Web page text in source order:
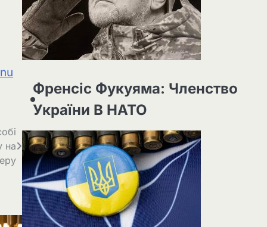
на
Френсіс Фукуяма: Членство
України В НАТО